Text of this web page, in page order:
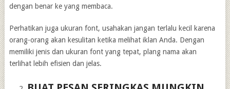
dengan benar ke yang membaca.
Perhatikan juga ukuran font, usahakan jangan terlalu kecil karena
orang-orang akan kesulitan ketika melihat iklan Anda. Dengan
memiliki jenis dan ukuran font yang tepat, plang nama akan
terlihat lebih efisien dan jelas.